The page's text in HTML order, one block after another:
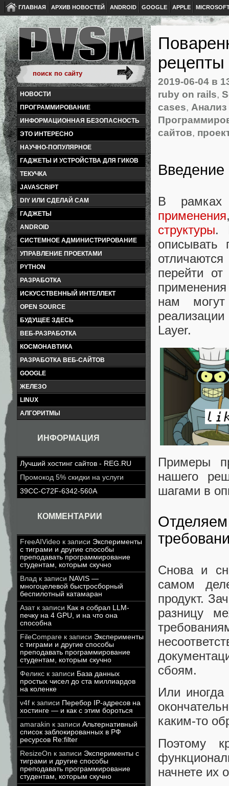
ГЛАВНАЯ АРХИВ НОВОСТЕЙ ANDROID GOOGLE APPLE
НОВОСТИ
ПРОГРАММИРОВАНИЕ
ИНФОРМАЦИОННАЯ БЕЗОПАСНОСТЬ
ЭТО ИНТЕРЕСНО
НАУЧНО-ПОПУЛЯРНОЕ
ГАДЖЕТЫ И УСТРОЙСТВА ДЛЯ ГИКОВ
ТЕКУЧКА
JAVASCRIPT
DIY ИЛИ СДЕЛАЙ САМ
ГАДЖЕТЫ
ANDROID
СИСТЕМНОЕ АДМИНИСТРИРОВАНИЕ
УПРАВЛЕНИЕ ПРОЕКТАМИ
PYTHON
РАЗРАБОТКА
ИСКУССТВЕННЫЙ ИНТЕЛЛЕКТ
OPEN SOURCE
БУДУЩЕЕ ЗДЕСЬ
ВЕБ-РАЗРАБОТКА
КОСМОНАВТИКА
РАЗРАБОТКА ВЕБ-САЙТОВ
GOOGLE
ЖЕЛЕЗО
LINUX
АЛГОРИТМЫ
ИНФОРМАЦИЯ
Лучший хостинг сайтов - REG.RU
Промокод 5% скидки на услуги
39CC-C72F-6342-560A
КОММЕНТАРИИ
FreeAIVideo к записи Эксперименты
с тиграми и другие способы
преподавать программирование
студентам, которым скучно
Влад к записи NAVIS —
многоцелевой быстросборный
беспилотный катамаран
Азатк записи Как я собрал LLM-
печку на 4 GPU, и на что она
способна
FileCompare к записи Эксперименты
с тиграми и другие способы
преподавать программирование
студентам, которым скучно
Феликс к записи База данных
простых чисел до ста миллиардов
на коленке
v4f к записи Перебор IP-адресов на
хостинге — и как с этим бороться
amarakin к записи Альтернативный
список заблокированных в РФ
ресурсов Re:filter
ResizeOn к записи Эксперименты с
тиграми и другие способы
преподавать программирование
студентам, которым скучно
2019-06-04 в
ruby on rails,
cases, Анализ
сайтов,
Введение
В
применения
структуры.
описывать
перейти
нам
Layer.
Примеры
нашего
шагами в
Отделяем
Снова и
самом
продукт.
разницу
сбоям.
Или
каким-то
Поэтому
начнете их